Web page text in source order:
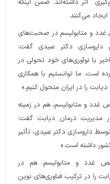
می‌کنند.
و متابولیسم در صحبت‌های
دکتر عبیدی گفت:
با نوآوری‌های خود تحولی در
است. ما توانستیم با همکاری
را در ایران متحول کنیم.»
و متابولیسم، هم در زمینه
مدیریت درمان دیابت گفت:
داروسازی دکتر عبیدی، تأثیر
داشته است.»
غدد و متابولیسم هم در
را در ترکیب فناوری‌های نوین